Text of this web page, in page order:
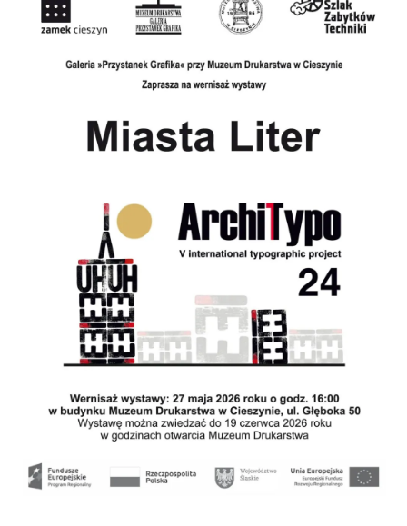
2026-08-22
0.09 km